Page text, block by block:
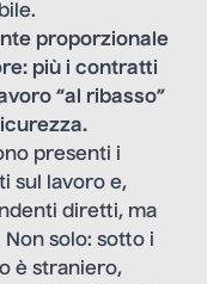
proporzionale
più i contratti
“al ribasso”
presenti i
sul lavoro e,
diretti, ma
solo: sotto i
è straniero,